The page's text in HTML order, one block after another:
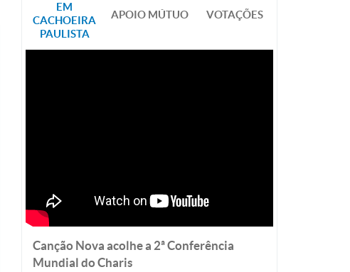
EM
CACHOEIRA
PAULISTA
APOIO MÚTUO VOTAÇÕES
Canção Nova acolhe a 2ª Conferência
Mundial do Charis